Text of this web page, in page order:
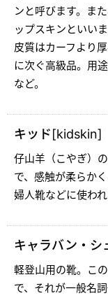
ンと呼びます。ま
ップスキンといいま
皮質はカーフより
に次ぐ高級品。用
など。
キッド[kidskin]
仔山羊（こやぎ）
で、感触が柔らか
婦人靴などに使われ
キャラバン・
軽登山用の靴。こ
で、それが一般名